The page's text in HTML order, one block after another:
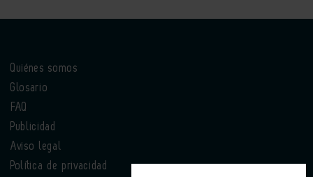
Quiénes somos
Glosario
FAQ
Publicidad
Aviso legal
Política de privacidad